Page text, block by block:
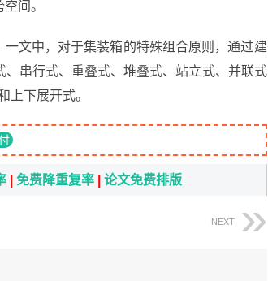
间。
文中，对于集装箱的特殊组合原则，通过建
串行式、重叠式、堆叠式、站立式、并联式
上下展开式。
免费降重复率 论文免费排版
NEXT